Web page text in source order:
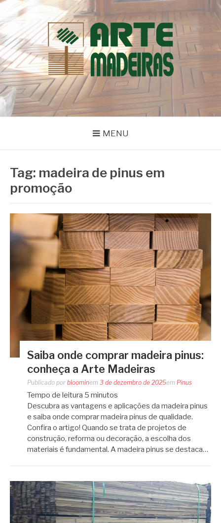
Pular
para
o
conteúdo
BLOG | ARTE
MADEIRAS
Dicas e Novidades sobre Madeiras
MENU
Tag: madeira de pinus em
promoção
Saiba onde comprar madeira pinus:
conheça a Arte Madeiras
Publicado por bloominem 3 de dezembro de 2025em Pinus
Tempo de leitura 5 minutos
Descubra as vantagens e aplicações da madeira pinus
e saiba onde comprar madeira pinus de qualidade.
Confira o artigo! Quando se trata de projetos de
construção, reforma ou decoração, a escolha dos
materiais é fundamental. A madeira pinus se destaca…